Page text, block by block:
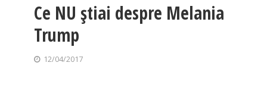
Ce NU știai despre Melania
Trump
12/04/2017